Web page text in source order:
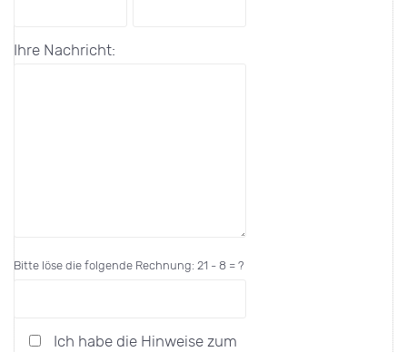
Ihre Nachricht:
Bitte löse die folgende Rechnung: 21 - 8 = ?
Ich habe die Hinweise zum